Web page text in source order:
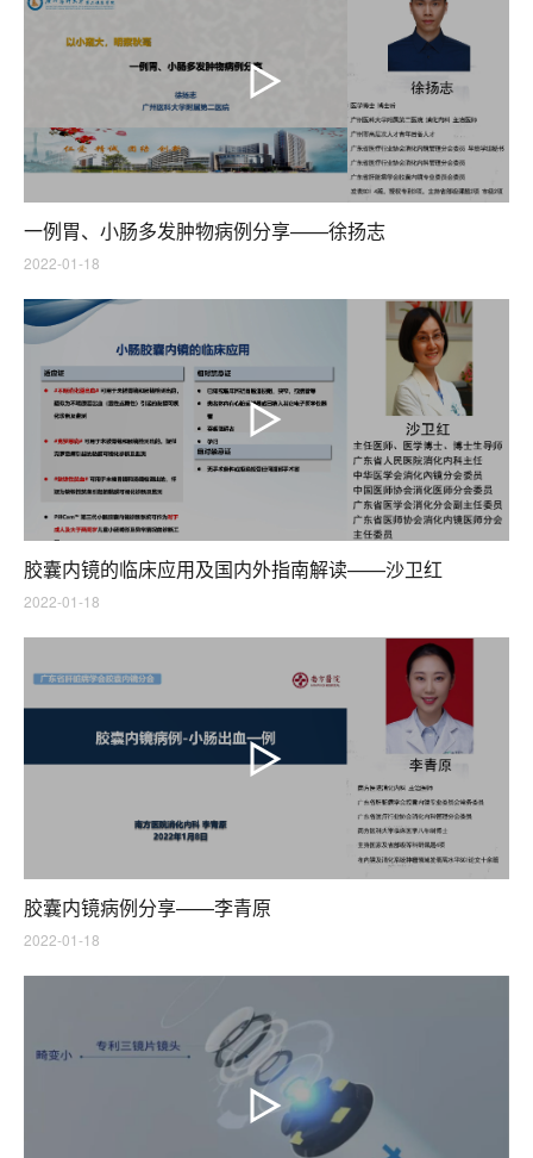
一例胃、小肠多发肿物病例分享——徐扬志
2022-01-18
胶囊内镜的临床应用及国内外指南解读——沙卫红
2022-01-18
胶囊内镜病例分享——李青原
2022-01-18